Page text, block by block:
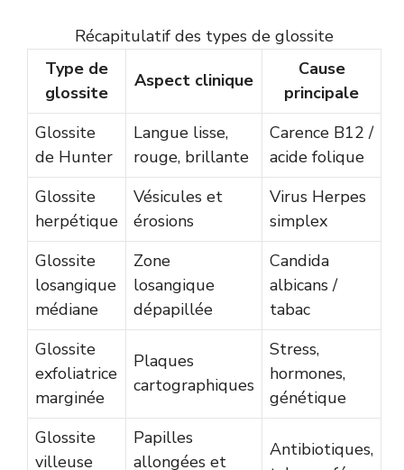
Récapitulatif des types de glossite
Type de
glossite
Aspect clinique
Cause
principale
Glossite
de Hunter
Langue lisse,
rouge, brillante
Carence B12 /
acide folique
Glossite
herpétique
Vésicules et
érosions
Virus Herpes
simplex
Glossite
losangique
médiane
Zone
losangique
dépapillée
Candida
albicans /
tabac
Glossite
exfoliatrice
marginée
Plaques
cartographiques
Stress,
hormones,
génétique
Glossite
villeuse
Papilles
allongées et
Antibiotiques,